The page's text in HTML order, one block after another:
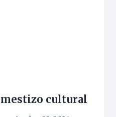
mestizo cultural